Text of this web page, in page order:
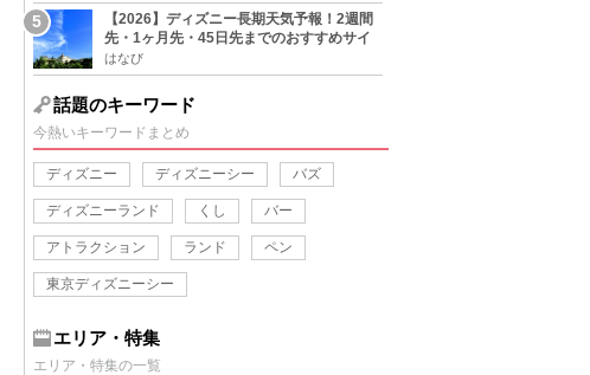
【2026】ディズニー長期天気予報！2週間
先・1ヶ月先・45日先までのおすすめサイ
ト＆アプリまとめ！
はなび
話題のキーワード
今熱いキーワードまとめ
ディズニー ディズニーシー バズ
ディズニーランド くし バー
アトラクション ランド ペン
東京ディズニーシー
エリア・特集
エリア・特集の一覧